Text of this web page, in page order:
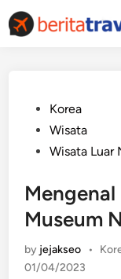
Skip
to
PostedKorea
Wisata
Wisata Luar
Museum
by jejakseo •
01/04/2023